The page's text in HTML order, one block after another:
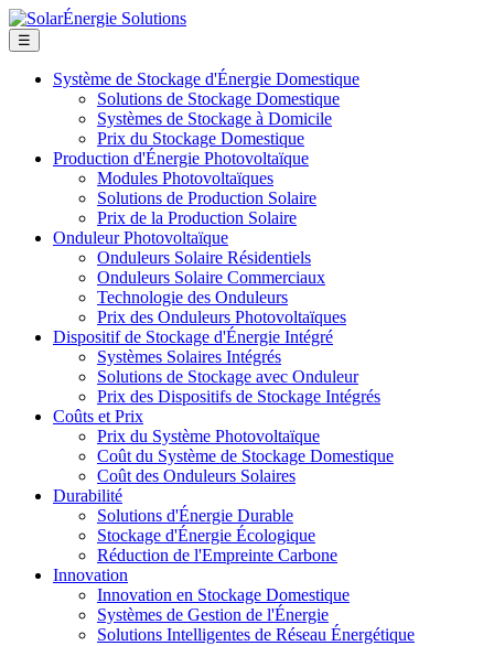
☰
Système de Stockage d'Énergie Domestique
Solutions de Stockage Domestique
Systèmes de Stockage à Domicile
Prix du Stockage Domestique
Production d'Énergie Photovoltaïque
Modules Photovoltaïques
Solutions de Production Solaire
Prix de la Production Solaire
Onduleur Photovoltaïque
Onduleurs Solaire Résidentiels
Onduleurs Solaire Commerciaux
Technologie des Onduleurs
Prix des Onduleurs Photovoltaïques
Dispositif de Stockage d'Énergie Intégré
Systèmes Solaires Intégrés
Solutions de Stockage avec Onduleur
Prix des Dispositifs de Stockage Intégrés
Coûts et Prix
Prix du Système Photovoltaïque
Coût du Système de Stockage Domestique
Coût des Onduleurs Solaires
Durabilité
Solutions d'Énergie Durable
Stockage d'Énergie Écologique
Réduction de l'Empreinte Carbone
Innovation
Innovation en Stockage Domestique
Systèmes de Gestion de l'Énergie
Solutions Intelligentes de Réseau Énergétique